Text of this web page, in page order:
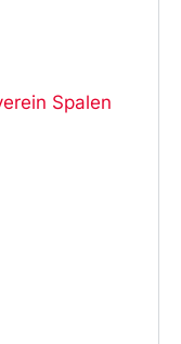
Spalen